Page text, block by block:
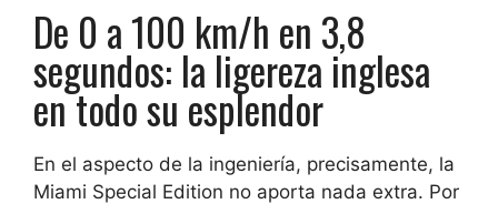
De 0 a 100 km/h en 3,8
segundos: la ligereza inglesa
en todo su esplendor
En el aspecto de la ingeniería, precisamente, la
Miami Special Edition no aporta nada extra. Por